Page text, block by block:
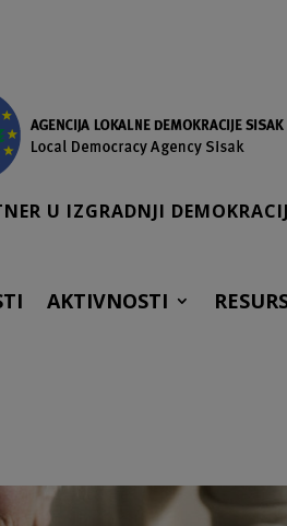
U IZGRADNJI
AKTIVNOSTI